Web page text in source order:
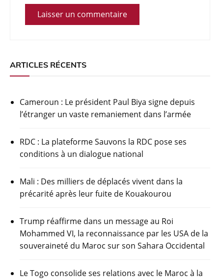
ARTICLES RÉCENTS
Cameroun : Le président Paul Biya signe depuis
l’étranger un vaste remaniement dans l’armée
RDC : La plateforme Sauvons la RDC pose ses
conditions à un dialogue national
Mali : Des milliers de déplacés vivent dans la
précarité après leur fuite de Kouakourou
Trump réaffirme dans un message au Roi
Mohammed VI, la reconnaissance par les USA de la
souveraineté du Maroc sur son Sahara Occidental
Le Togo consolide ses relations avec le Maroc à la